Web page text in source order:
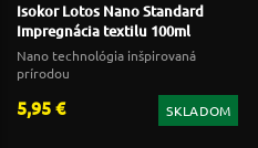
Isokor Lotos Nano Standard
Impregnácia textilu 100ml
Nano technológia inšpirovaná
prírodou
5,95 € SKLADOM